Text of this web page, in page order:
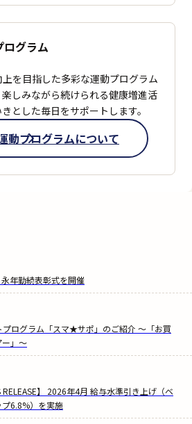
グラム
を目指した多彩な運動プログラム
楽しみながら続けられる健康増進活
とした毎日をサポートします。
動プログラムについて
年勤続表彰式を開催
プログラム「スマ★サポ」のご紹介 ～「お買
ー」～
RELEASE】 2026年4月 給与水準引き上げ（ベ
プ6.8%）を実施